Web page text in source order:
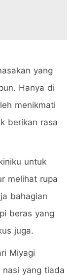
yang
Hanya di
menikmati
berikan rasa
untuk
melihat rupa
bahagian
beras yang
juga.
Miyagi
nasi yang tiada